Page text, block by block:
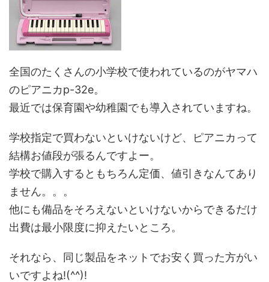
全国のたくさんの小学校で使われているのがヤマハ
のピアニカp-32e。
最近では保育園や幼稚園でも導入されていますね。
学校指定で買わないといけないけど、ピアニカって
結構お値段が張るんですよー。
学校で購入するともちろん定価、値引きなんてあり
ません。。。
他にも備品をそろえないといけないからできるだけ
出費は最小限度に抑えたいところ。
それなら、同じ製品をネットでお安く買った方がい
いですよね!(^^)!